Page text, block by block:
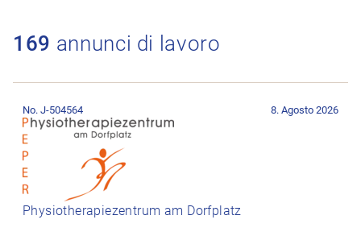
169 annunci di lavoro
Physiotherapiezentrum am Dorfplatz
No. J-504564 8. Agosto 2026